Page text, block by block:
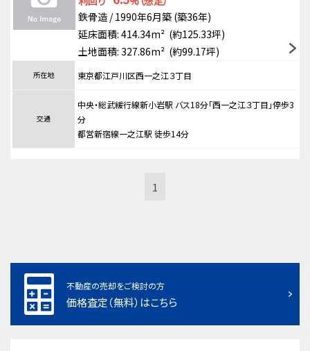
鉄骨造 / 1990年6月築 (築36年)
延床面積: 414.34m² (約125.33坪)
土地面積: 327.86m² (約99.17坪)
所在地 東京都江戸川区西一之江３丁目
交通
中央・総武緩行線新小岩駅 バス18分「西一之江３丁目」停歩3
分
都営新宿線一之江駅 徒歩14分
1
不動産の売却をご検討の方
価格査定（無料）はこちら